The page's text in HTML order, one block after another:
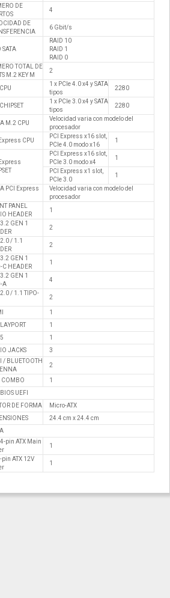
DE
4
DE
6 Gbit/s
SATA
RAID 10
RAID 1
RAID 0
TOTAL DE
M.2 KEY M
2
1 x PCIe 4.0 x4 y SATA
tipos
2280
1 x PCIe 3.0 x4 y SATA
tipos
2280
M.2 CPU
Velocidad varia con modelo del
procesador
CPU
PCI Express x16 slot,
PCIe 4.0 modo x16
1
PCI Express x16 slot,
PCIe 3.0 modo x4
1
PCI Express x1 slot,
PCIe 3.0
1
PCI Express
Velocidad varia con modelo del
procesador
PANEL
HEADER
1
GEN 1
2
/ 1.1
2
GEN 1
C HEADER
1
GEN 1
A
4
2.0 / 1.1 TIPO-
2
1
1
1
JACKS
3
/ BLUETOOTH
2
COMBO
1
UEFI
DE FORMA
Micro-ATX
24.4 cm x 24.4 cm
pin ATX Main
1
pin ATX 12V
1